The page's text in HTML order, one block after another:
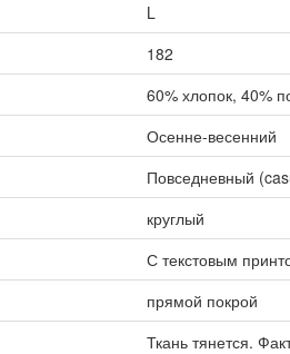
L
182
60% хлопок, 40%
Осенне-весенний
Повседневный
круглый
С текстовым
прямой покрой
Ткань тянется.